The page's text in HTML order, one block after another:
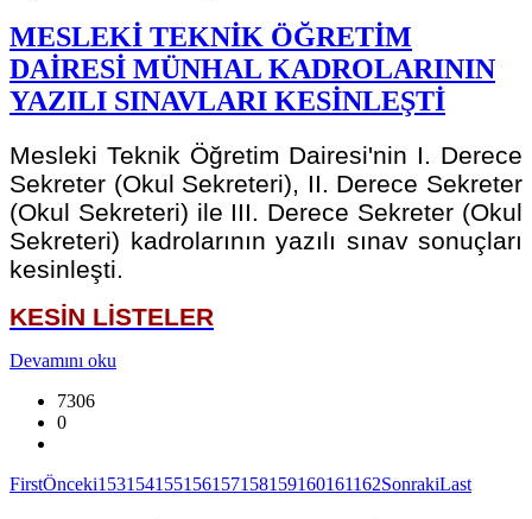
MESLEKİ TEKNİK ÖĞRETİM
DAİRESİ MÜNHAL KADROLARININ
YAZILI SINAVLARI KESİNLEŞTİ
Mesleki Teknik Öğretim Dairesi'nin I. Derece
Sekreter (Okul Sekreteri), II. Derece Sekreter
(Okul Sekreteri) ile III. Derece Sekreter (Okul
Sekreteri) kadrolarının yazılı sınav sonuçları
kesinleşti.
KESİN LİSTELER
Devamını oku
7306
0
FirstÖnceki153154155156157158159160161162SonrakiLast